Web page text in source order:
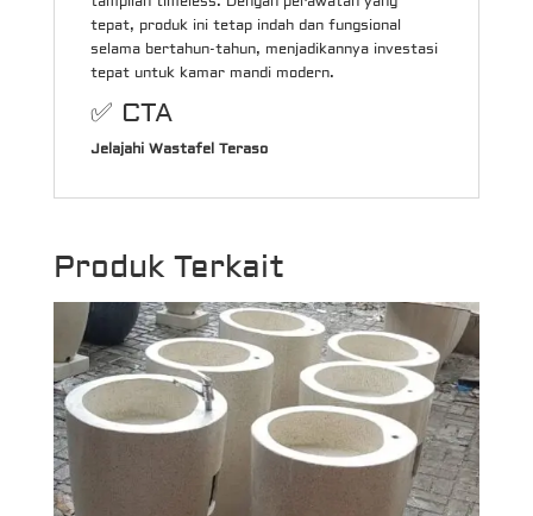
tepat, produk ini tetap indah dan fungsional
selama bertahun-tahun, menjadikannya investasi
tepat untuk kamar mandi modern.
✅ CTA
Jelajahi Wastafel Teraso
Produk Terkait